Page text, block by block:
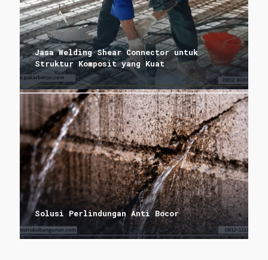
Jasa Welding Shear Connector untuk
Struktur Komposit yang Kuat
Solusi Perlindungan Anti Bocor